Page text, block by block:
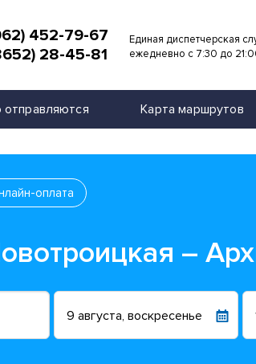
452-79-67
28-45-81
Единая диспетчерская
ежедневно с 7:30 до
Карта маршрутов
оплата
–